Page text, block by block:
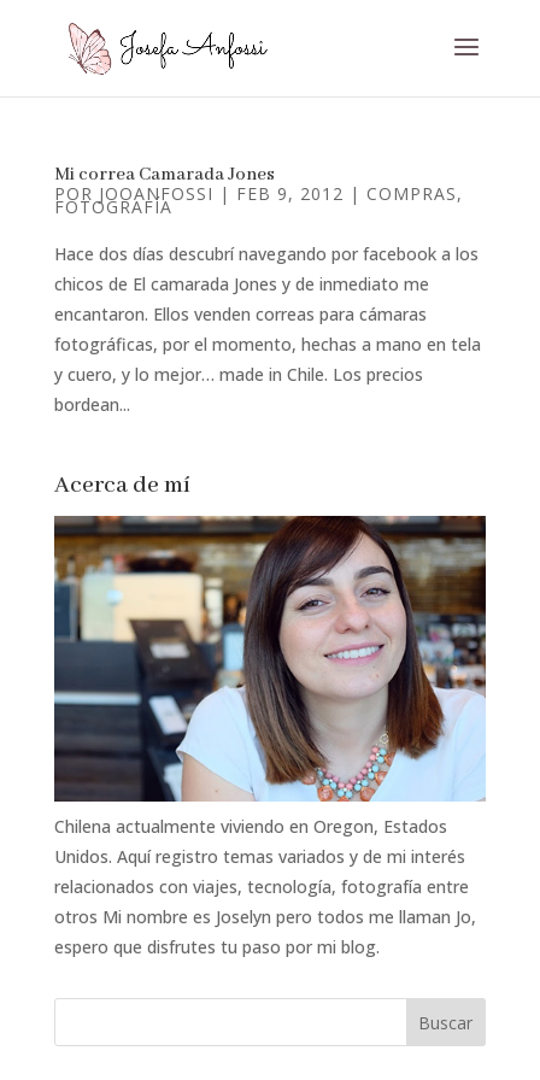
Mi correa Camarada Jones
POR JOOANFOSSI | FEB 9, 2012 | COMPRAS,
FOTOGRAFÍA
Hace dos días descubrí navegando por facebook a los
chicos de El camarada Jones y de inmediato me
encantaron. Ellos venden correas para cámaras
fotográficas, por el momento, hechas a mano en tela
y cuero, y lo mejor… made in Chile. Los precios
bordean...
Acerca de mí
Chilena actualmente viviendo en Oregon, Estados
Unidos. Aquí registro temas variados y de mi interés
relacionados con viajes, tecnología, fotografía entre
otros Mi nombre es Joselyn pero todos me llaman Jo,
espero que disfrutes tu paso por mi blog.